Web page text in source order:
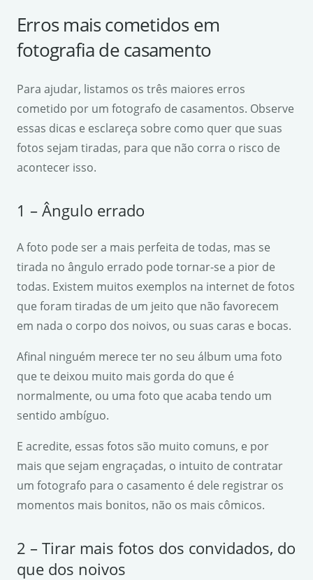
Erros mais cometidos em
fotografia de casamento
Para ajudar, listamos os três maiores erros
cometido por um fotografo de casamentos. Observe
essas dicas e esclareça sobre como quer que suas
fotos sejam tiradas, para que não corra o risco de
acontecer isso.
1 – Ângulo errado
A foto pode ser a mais perfeita de todas, mas se
tirada no ângulo errado pode tornar-se a pior de
todas. Existem muitos exemplos na internet de fotos
que foram tiradas de um jeito que não favorecem
em nada o corpo dos noivos, ou suas caras e bocas.
Afinal ninguém merece ter no seu álbum uma foto
que te deixou muito mais gorda do que é
normalmente, ou uma foto que acaba tendo um
sentido ambíguo.
E acredite, essas fotos são muito comuns, e por
mais que sejam engraçadas, o intuito de contratar
um fotografo para o casamento é dele registrar os
momentos mais bonitos, não os mais cômicos.
2 – Tirar mais fotos dos convidados, do
que dos noivos